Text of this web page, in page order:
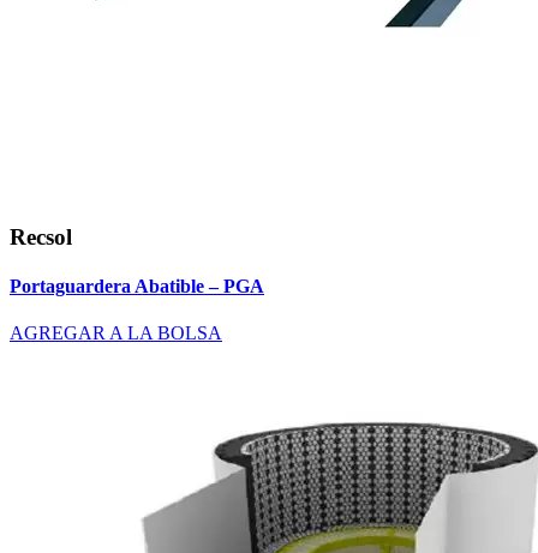
Recsol
Portaguardera Abatible – PGA
AGREGAR A LA BOLSA